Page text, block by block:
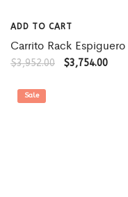
ADD TO CART
Carrito Rack
$3,952.00 $3,754.00
Sale